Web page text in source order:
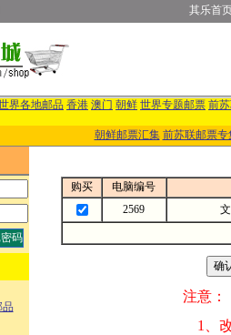
其乐首
界各地邮品 香港 澳门 朝鲜 世界专题邮票 前
朝鲜邮票汇集 前苏联邮票专
购买
电脑编号
2569
注意：
1、改变商品数量